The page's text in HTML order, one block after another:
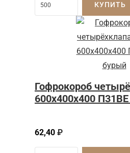
КУПИТЬ
Гофрокороб
600x400x400
62,40 ₽